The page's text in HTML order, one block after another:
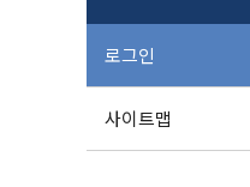
로그인
사이트맵